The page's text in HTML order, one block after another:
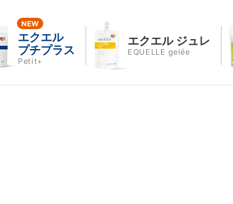
エクエル
プチプラス
Petit+
エクエル ジュレ
EQUELLE gelée